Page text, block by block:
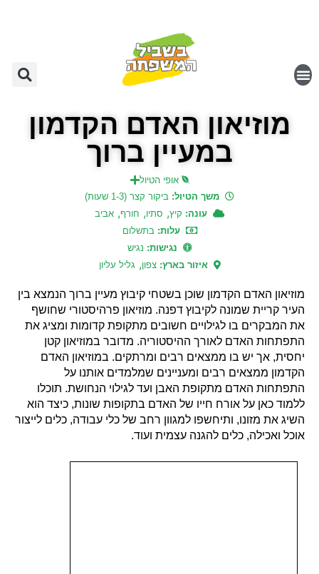
מוזיאון האדם הקדמון
במעיין ברוך
אופי הטיול
משך הטיול: ביקור קצר (1-3 שעות)
עונה: קיץ, סתיו, חורף, אביב
עלות:בתשלום
נגישות: נגיש
איזור בארץ:צפון, גליל עליון
מוזיאון האדם הקדמון שוכן בשטחי קיבוץ מעיין ברוך הנמצא בין
העיר קריית שמונה לקיבוץ דפנה. מוזיאון פרהיסטורי שחושף
את המבקרים בו לגילויים חשובים מתקופת קדומות ומציג את
התפתחות האדם לאורך ההיסטוריה. מדובר במוזיאון קטן
יחסית, אך יש בו ממצאים רבים ומרתקים. במוזיאון האדם
הקדמון ממצאים רבים ומעניינים שמלמדים אותנו על
התפתחות האדם מתקופת האבן ועד לגילוי הנחושת. תוכלו
ללמוד כאן על אורח חייו של האדם בתקופות שונות, כיצד הוא
השיג את מזונו, ותיחשפו למגוון רחב של כלי עבודה, כלים לייצור
אוכל ואכילה, כלים להגנה עצמית ועוד.